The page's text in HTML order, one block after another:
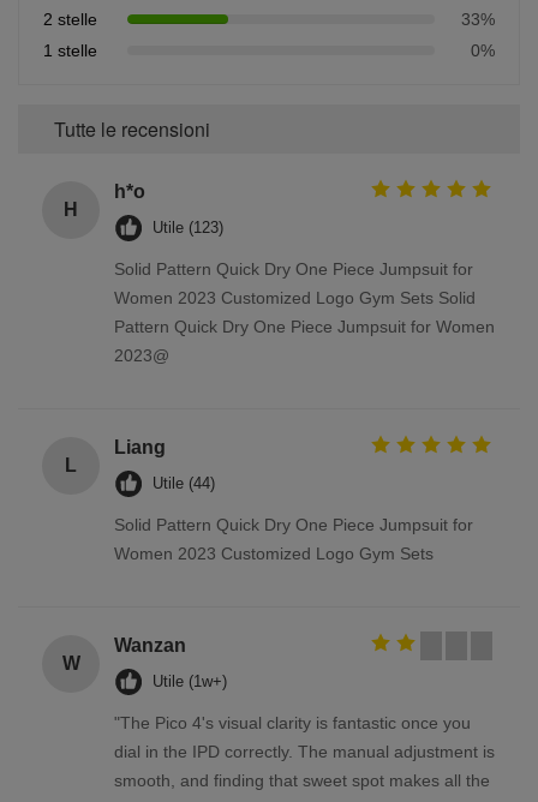
2 stelle
33%
1 stelle
0%
Tutte le recensioni
H
h*o
Utile (123)
Solid Pattern Quick Dry One Piece Jumpsuit for
Women 2023 Customized Logo Gym Sets Solid
Pattern Quick Dry One Piece Jumpsuit for Women
2023@
L
Liang
Utile (44)
Solid Pattern Quick Dry One Piece Jumpsuit for
Women 2023 Customized Logo Gym Sets
W
Wanzan
Utile (1w+)
"The Pico 4's visual clarity is fantastic once you
dial in the IPD correctly. The manual adjustment is
smooth, and finding that sweet spot makes all the